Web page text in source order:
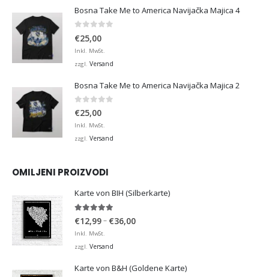
Bosna Take Me to America Navijačka Majica 4
€25,00
Inkl. MwSt.
zzgl. Versand
Bosna Take Me to America Navijačka Majica 2
0 von 5
€25,00
Inkl. MwSt.
zzgl. Versand
OMILJENI PROIZVODI
Karte von BIH (Silberkarte)
€12,99– €36,00Preisspanne:
Inkl. MwSt.
zzgl. Versand
Karte von B&H (Goldene Karte)